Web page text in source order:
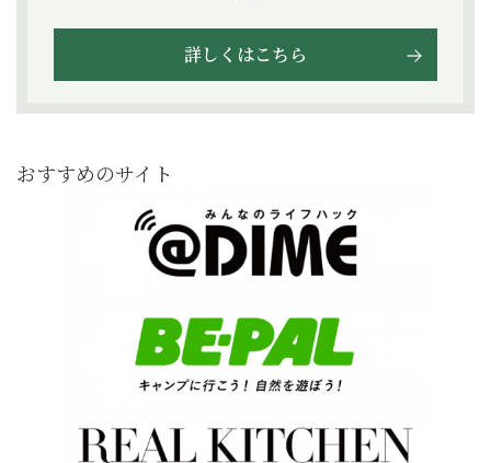
詳しくはこちら
おすすめのサイト